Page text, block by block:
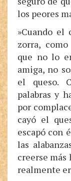
los peores
»Cuando el
zorra,
que no lo
amiga, no
el queso.
palabras y
por
cayó el
escapó con
las
creerse más
realmente